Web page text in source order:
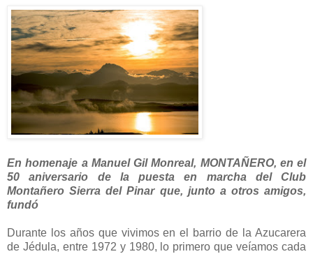
En homenaje a Manuel Gil Monreal, MONTAÑERO, en el
50 aniversario de la puesta en marcha del Club
Montañero Sierra del Pinar que, junto a otros amigos,
fundó
Durante los años que vivimos en el barrio de la Azucarera
de Jédula, entre 1972 y 1980, lo primero que veíamos cada